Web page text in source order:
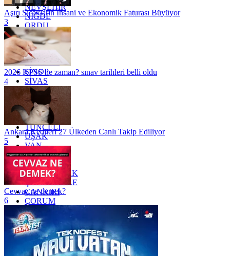
NEVŞEHİR
NİĞDE
ORDU
OSMANİYE
RİZE
SAKARYA
SAMSUN
SİNOP
SİVAS
SİİRT
TEKİRDAĞ
TOKAT
TRABZON
TUNCELİ
UŞAK
VAN
YALOVA
YOZGAT
ZONGULDAK
ÇANAKKALE
ÇANKIRI
ÇORUM
İSTANBUL
İZMİR
ŞANLIURFA
ŞIRNAK
Aşırı Sıcakların İnsani ve Ekonomik Faturası Büyüyor
3
2026 KPSS ne zaman? sınav tarihleri belli oldu
4
Ankara Kedileri 27 Ülkeden Canlı Takip Ediliyor
5
Cevvaz ne demek?
6